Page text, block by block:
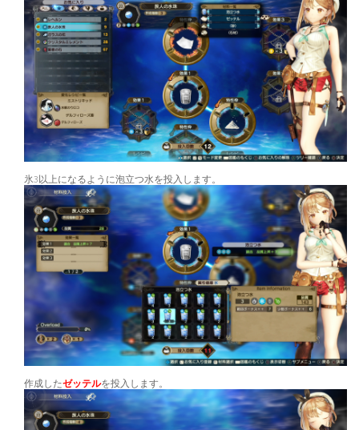
氷3以上になるように泡立つ水を投入します。
作成したゼッテルを投入します。